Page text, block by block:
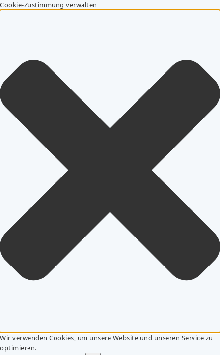
Cookie-Zustimmung verwalten
Wir verwenden Cookies, um unsere Website und unseren Service zu
optimieren.